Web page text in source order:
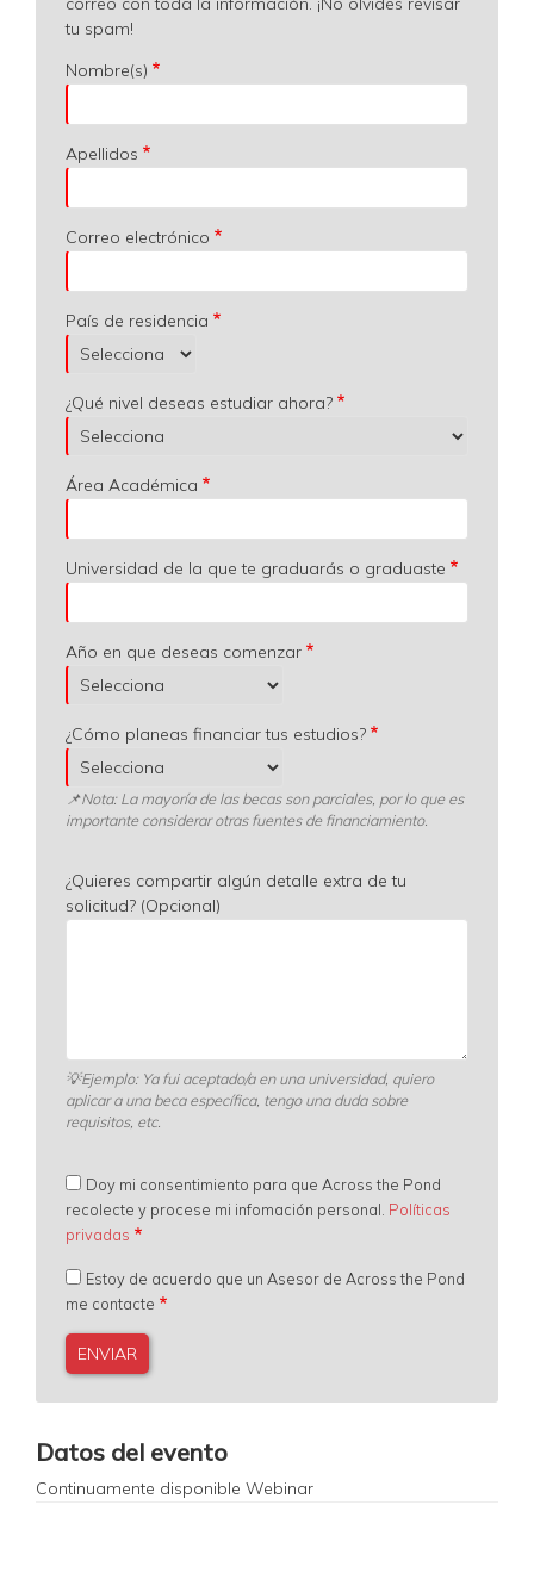
tu spam!
Nombre(s)
Apellidos
Correo electrónico
País de residencia
¿Qué nivel deseas estudiar ahora?
Área Académica
Universidad de la que te graduarás o graduaste
Año en que deseas comenzar
¿Cómo planeas financiar tus estudios?
📌Nota: La mayoría de las becas son parciales, por lo que es
importante considerar otras fuentes de financiamiento.
¿Quieres compartir algún detalle extra de tu
solicitud? (Opcional)
💡Ejemplo: Ya fui aceptado/a en una universidad, quiero
aplicar a una beca específica, tengo una duda sobre
requisitos, etc.
Doy mi consentimiento para que Across the Pond
recolecte y procese mi infomación personal. Políticas
privadas
Estoy de acuerdo que un Asesor de Across the Pond
me contacte
Datos del evento
Continuamente disponible Webinar